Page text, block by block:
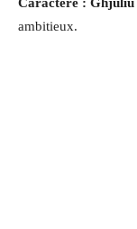
ambitieux.